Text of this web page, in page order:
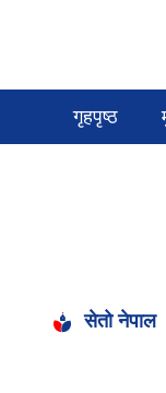
गृहपृष्ठ
सेतो नेपाल